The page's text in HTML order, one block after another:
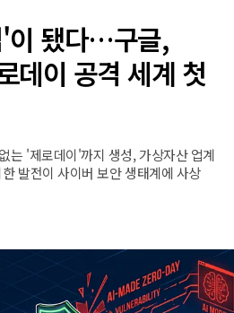
이 됐다…구글,
데이 공격 세계 첫
는 '제로데이'까지 생성, 가상자산 업계
발전이 사이버 보안 생태계에 사상